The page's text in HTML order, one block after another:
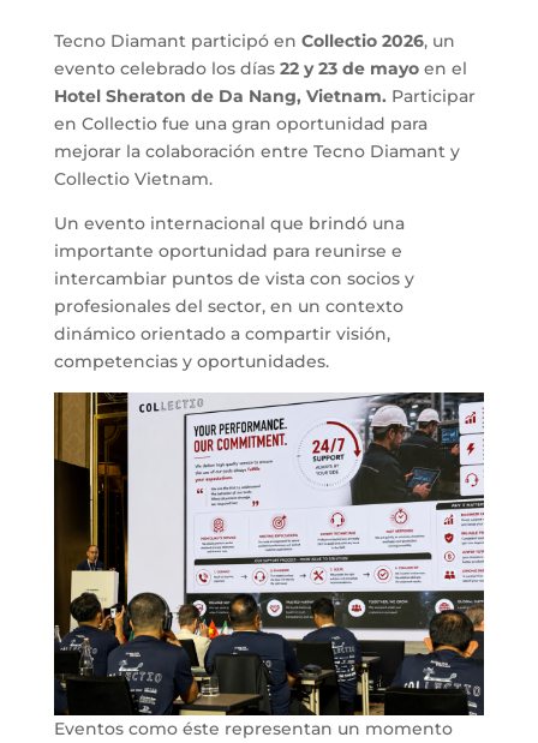
Tecno Diamant participó en Collectio 2026, un
evento celebrado los días 22 y 23 de mayoen el
Hotel Sheraton de Da Nang, Vietnam. Participar
en Collectio fue una gran oportunidad para
mejorar la colaboración entre Tecno Diamant y
Collectio Vietnam.
Un evento internacional que brindó una
importante oportunidad para reunirse e
intercambiar puntos de vista con socios y
profesionales del sector, en un contexto
dinámico orientado a compartir visión,
competencias y oportunidades.
Eventos como éste representan un momento